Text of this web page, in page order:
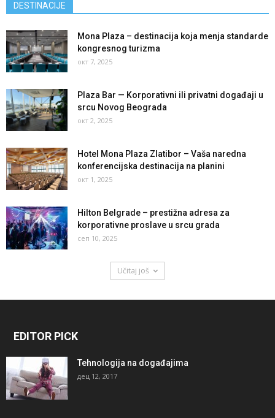
DESTINACIJE
Mona Plaza – destinacija koja menja standarde
kongresnog turizma
окт 7, 2025
Plaza Bar — Korporativni ili privatni događaji u
srcu Novog Beograda
окт 2, 2025
Hotel Mona Plaza Zlatibor – Vaša naredna
konferencijska destinacija na planini
окт 1, 2025
Hilton Belgrade – prestižna adresa za
korporativne proslave u srcu grada
сеп 10, 2025
Učitaj još
EDITOR PICK
Tehnologija na događajima
дец 12, 2017